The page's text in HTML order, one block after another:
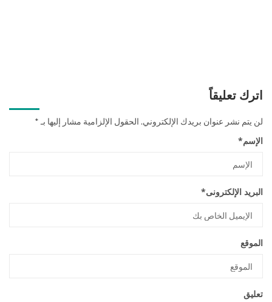
اترك تعليقاً
لن يتم نشر عنوان بريدك الإلكتروني. الحقول الإلزامية مشار إليها بـ*
الإسم*
البريد الإلكترونى*
الموقع
تعليق